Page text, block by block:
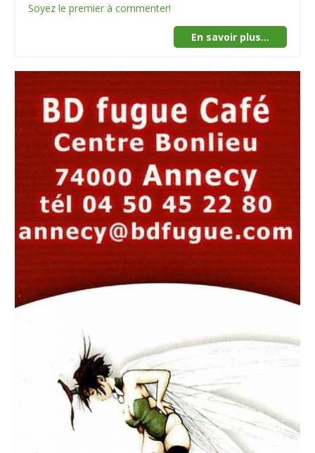
Soyez le premier à commenter!
En savoir plus...